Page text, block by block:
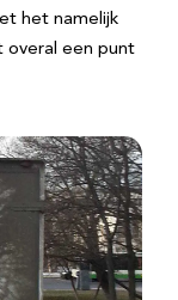
het namelijk
overal een punt